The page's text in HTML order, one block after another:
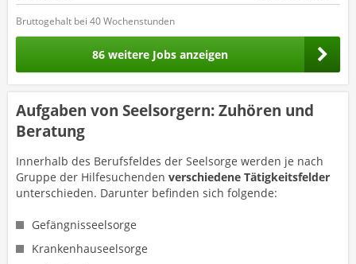
Bruttogehalt bei 40 Wochenstunden
86 weitere Jobs anzeigen
Aufgaben von Seelsorgern: Zuhören und
Beratung
Innerhalb des Berufsfeldes der Seelsorge werden je nach
Gruppe der Hilfesuchenden verschiedene Tätigkeitsfelder
unterschieden. Darunter befinden sich folgende:
Gefängnisseelsorge
Krankenhauseelsorge